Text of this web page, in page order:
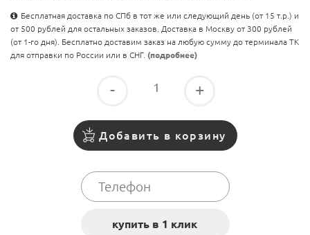
Бесплатная доставка по СПб в тот же или следующий день (от 15 т.р.) и
от 500 рублей для остальных заказов. Доставка в Москву от 300 рублей
(от 1-го дня). Бесплатно доставим заказ на любую сумму до терминала ТК
для отправки по России или в СНГ. (подробнее)
- +
Добавить в корзину